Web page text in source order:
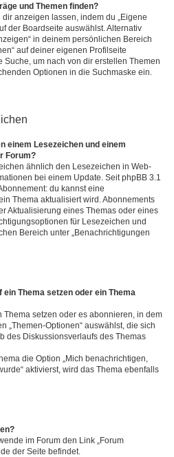
und Themen finden?
anzeigen lassen, indem du „Eigene
der Boardseite auswählst. Alternativ
in deinem persönlichen Bereich
auf deiner eigenen Profilseite
um nach von dir erstellen Themen
Optionen in die Suchmaske ein.
einem Lesezeichen und einem
Forum?
ähnlich den Lesezeichen in Web-
bei einem Update. Seit phpBB 3.1
du kannst eine
Thema aktualisiert wird. Abonnements
Aktualisierung eines Themas oder eines
für Lesezeichen und
Bereich unter „Benachrichtigungen
Thema setzen oder ein Thema
setzen oder es abonnieren, in dem
„Themen-Optionen“ auswählst, die sich
des Diskussionsverlaufs des Themas
die Option „Mich benachrichtigen,
aktivierst, wird das Thema ebenfalls
im Forum den Link „Forum
der Seite befindet.